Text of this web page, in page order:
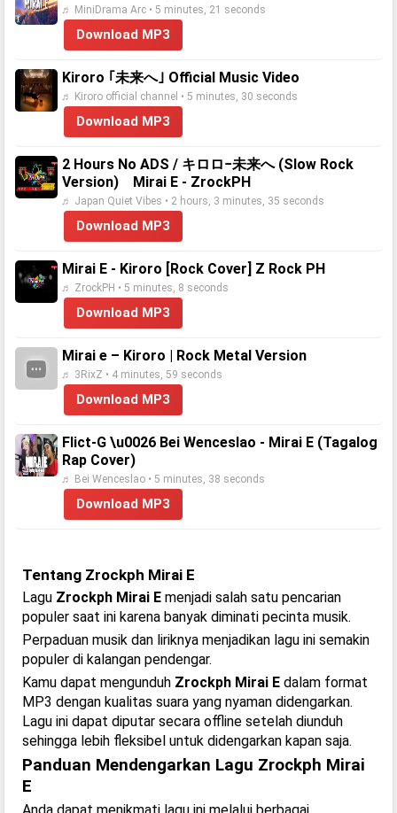
♬ MiniDrama Arc • 5 minutes, 21 seconds
Download MP3
Kiroro ｢未来へ｣ Official Music Video
♬ Kiroro official channel • 5 minutes, 30 seconds
Download MP3
2 Hours No ADS / キロロ−未来へ (Slow Rock
Version) Mirai E - ZrockPH
♬ Japan Quiet Vibes • 2 hours, 3 minutes, 35 seconds
Download MP3
Mirai E - Kiroro [Rock Cover] Z Rock PH
♬ ZrockPH • 5 minutes, 8 seconds
Download MP3
Mirai e – Kiroro | Rock Metal Version
♬ 3RixZ • 4 minutes, 59 seconds
Download MP3
Flict-G \u0026 Bei Wenceslao - Mirai E (Tagalog
Rap Cover)
♬ Bei Wenceslao • 5 minutes, 38 seconds
Download MP3
Tentang Zrockph Mirai E
Lagu Zrockph Mirai E menjadi salah satu pencarian
populer saat ini karena banyak diminati pecinta musik.
Perpaduan musik dan liriknya menjadikan lagu ini semakin
populer di kalangan pendengar.
Kamu dapat mengunduh Zrockph Mirai E dalam format
MP3 dengan kualitas suara yang nyaman didengarkan.
Lagu ini dapat diputar secara offline setelah diunduh
sehingga lebih fleksibel untuk didengarkan kapan saja.
Panduan Mendengarkan Lagu Zrockph Mirai
E